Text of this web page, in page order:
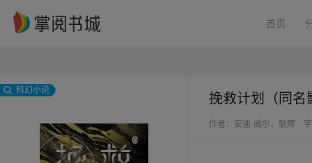
首页
科幻小说
挽救计划（同名
作者：安迪·威尔、耿辉